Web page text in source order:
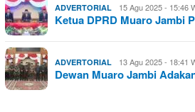
ADVERTORIAL 15 Agu 2025 - 15:46
Ketua DPRD Muaro Jambi
ADVERTORIAL 13 Agu 2025 - 18:41
Dewan Muaro Jambi